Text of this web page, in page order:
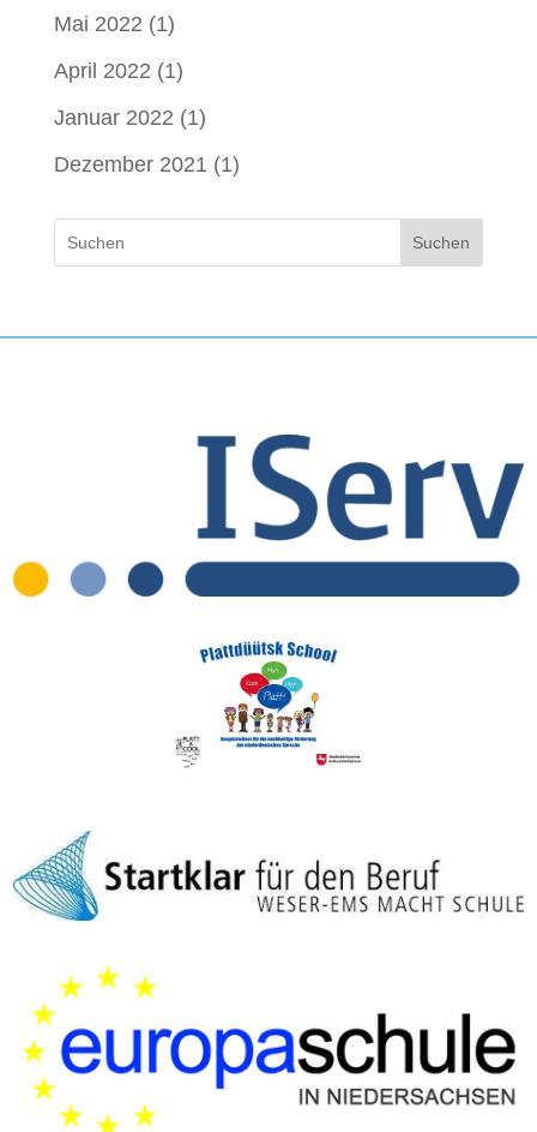
Mai 2022 (1)
April 2022 (1)
Januar 2022 (1)
Dezember 2021 (1)
Suchen